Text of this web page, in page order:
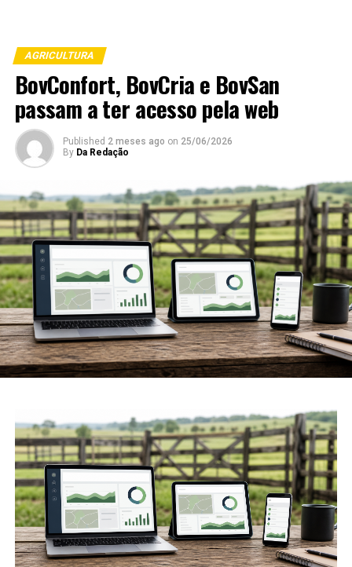
AGRICULTURA
BovConfort, BovCria e BovSan
passam a ter acesso pela web
Published 2 meses ago on 25/06/2026
By Da Redação